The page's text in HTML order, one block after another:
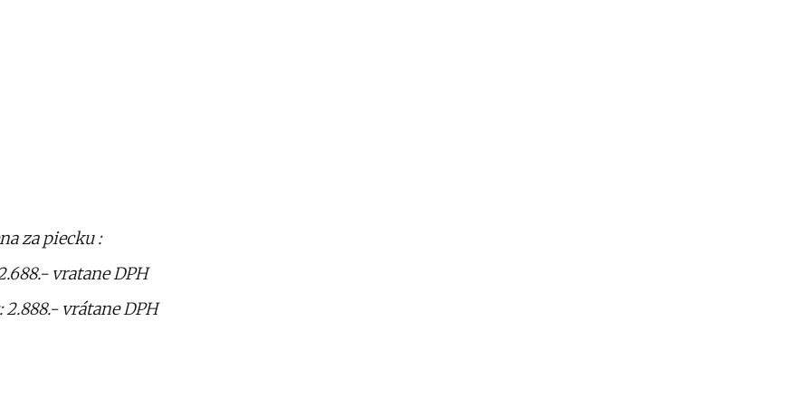
za piecku :
vratane DPH
2.888.- vrátane DPH